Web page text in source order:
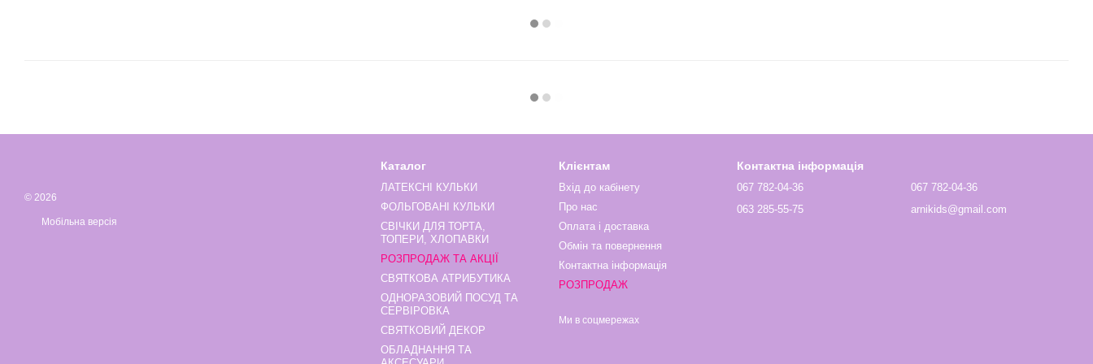
© 2026
Мобільна версія
Каталог
ЛАТЕКСНІ КУЛЬКИ
ФОЛЬГОВАНІ КУЛЬКИ
СВІЧКИ ДЛЯ ТОРТА,
ТОПЕРИ, ХЛОПАВКИ
РОЗПРОДАЖ ТА АКЦІЇ
СВЯТКОВА АТРИБУТИКА
ОДНОРАЗОВИЙ ПОСУД ТА
СЕРВІРОВКА
СВЯТКОВИЙ ДЕКОР
ОБЛАДНАННЯ ТА
Клієнтам
Вхід до кабінету
Про нас
Оплата і доставка
Обмін та повернення
Контактна інформація
РОЗПРОДАЖ
Ми в соцмережах
Контактна інформація
067 782-04-36
063 285-55-75
067 782-04-36
arnikids@gmail.com